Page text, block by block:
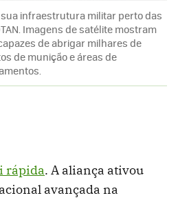
infraestrutura militar perto das
Imagens de satélite mostram
de abrigar milhares de
de munição e áreas de
rápida. A aliança ativou
avançada na